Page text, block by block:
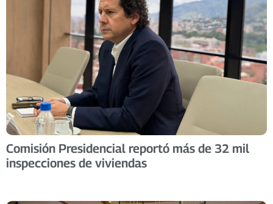
Comisión Presidencial reportó más de 32 mil
inspecciones de viviendas